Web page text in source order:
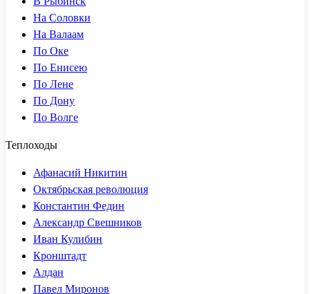
На Соловки
На Валаам
По Оке
По Енисею
По Лене
По Дону
По Волге
Теплоходы
Афанасий Никитин
Октябрьская революция
Константин Федин
Александр Свешников
Иван Кулибин
Кронштадт
Алдан
Павел Миронов